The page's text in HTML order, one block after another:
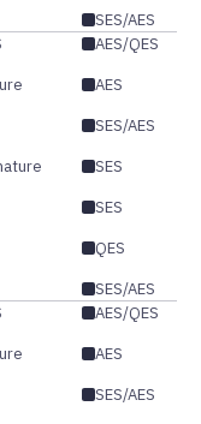
SES/AES
AES/QES
AES
SES/AES
SES
SES
QES
SES/AES
AES/QES
AES
SES/AES